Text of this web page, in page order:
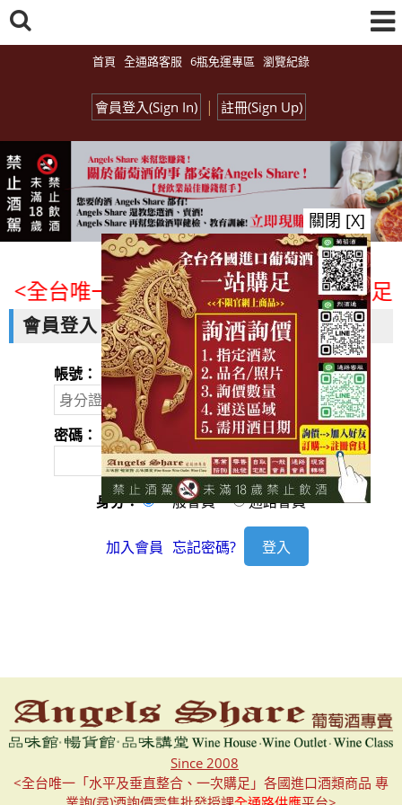
首頁 全通路客服 6瓶免運專區 瀏覽紀錄
會員登入(Sign In) | 註冊(Sign Up)
<全台唯一「水平及垂直整合、一次購
會員登入
帳號：
密碼：
身分： 一般會員 通路會員
加入會員 忘記密碼?
Since 2008
<全台唯一「水平及垂直整合、一次購足」各國進口酒類商品 專
關閉 [X]